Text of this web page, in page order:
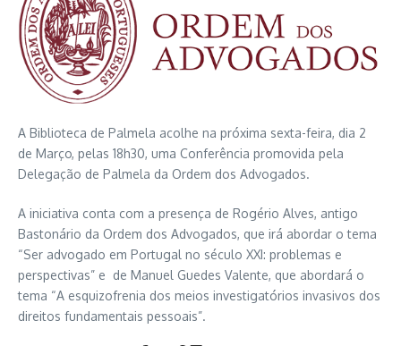
A Biblioteca de Palmela acolhe na próxima sexta-feira, dia 2
de Março, pelas 18h30, uma Conferência promovida pela
Delegação de Palmela da Ordem dos Advogados.
A iniciativa conta com a presença de Rogério Alves, antigo
Bastonário da Ordem dos Advogados, que irá abordar o tema
“Ser advogado em Portugal no século XXI: problemas e
perspectivas” e de Manuel Guedes Valente, que abordará o
tema “A esquizofrenia dos meios investigatórios invasivos dos
direitos fundamentais pessoais”.